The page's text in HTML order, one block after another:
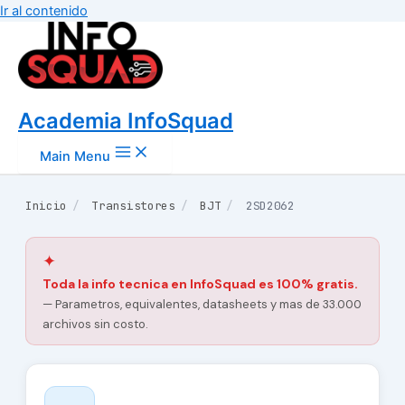
Ir al contenido
Academia InfoSquad
Main Menu
Inicio / Transistores / BJT / 2SD2062
✦
Toda la info tecnica en InfoSquad es 100% gratis.
— Parametros, equivalentes, datasheets y mas de 33.000
archivos sin costo.